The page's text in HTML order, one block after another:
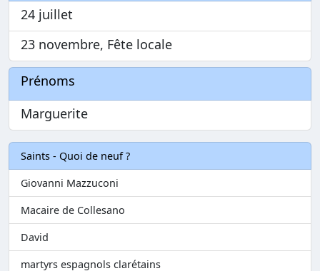
24 juillet
23 novembre, Fête locale
Prénoms
Marguerite
Saints - Quoi de neuf ?
Giovanni Mazzuconi
Macaire de Collesano
David
martyrs espagnols clarétains